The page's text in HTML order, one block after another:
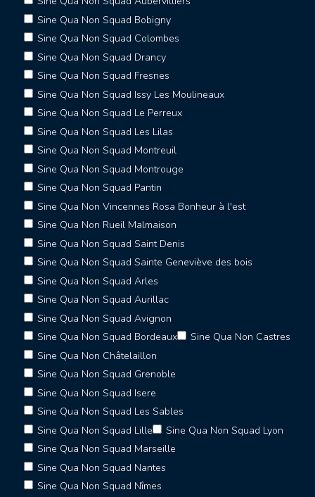
Sine Qua Non Squad Bobigny
Sine Qua Non Squad Colombes
Sine Qua Non Squad Drancy
Sine Qua Non Squad Fresnes
Sine Qua Non Squad Issy Les Moulineaux
Sine Qua Non Squad Le Perreux
Sine Qua Non Squad Les Lilas
Sine Qua Non Squad Montreuil
Sine Qua Non Squad Montrouge
Sine Qua Non Squad Pantin
Sine Qua Non Vincennes Rosa Bonheur à l'est
Sine Qua Non Rueil Malmaison
Sine Qua Non Squad Saint Denis
Sine Qua Non Squad Sainte Geneviève des bois
Sine Qua Non Squad Arles
Sine Qua Non Squad Aurillac
Sine Qua Non Squad Avignon
Sine Qua Non Squad Bordeaux
Sine Qua Non Castres
Sine Qua Non Châtelaillon
Sine Qua Non Squad Grenoble
Sine Qua Non Squad Isere
Sine Qua Non Squad Les Sables
Sine Qua Non Squad Lille
Sine Qua Non Squad Lyon
Sine Qua Non Squad Marseille
Sine Qua Non Squad Nantes
Sine Qua Non Squad Nîmes